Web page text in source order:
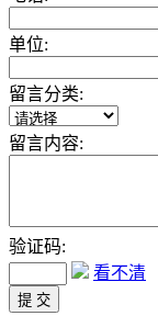
单位:
留言分类:
留言内容:
验证码:
看不清